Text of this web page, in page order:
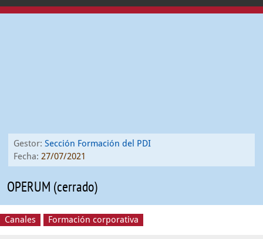
Gestor: Sección Formación del PDI
Fecha: 27/07/2021
OPERUM (cerrado)
Canales Formación corporativa